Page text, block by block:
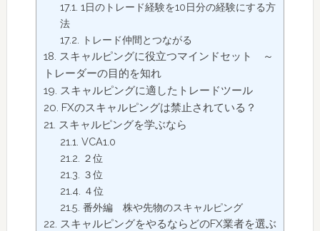
1日のトレード経験を10日分の経験にする方
法
トレード仲間とつながる
スキャルピングに役立つマインドセット ～
トレーダーの目的を知れ
スキャルピングに適したトレードツール
FXのスキャルピングは禁止されている？
スキャルピングを学ぶなら
VCA1.0
２位
３位
４位
番外編 株や先物のスキャルピング
スキャルピングをやるならどのFX業者を選ぶ